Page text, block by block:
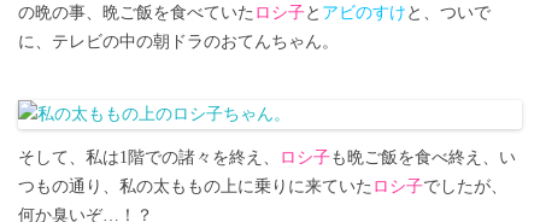
の晩の事、晩ご飯を食べていた ロシ子と アビのすけ と、ついで
に、テレビの中の朝ドラのおてんちゃん。
そして、私は1階での諸々を終え、 ロシ子も晩ご飯を食べ終え、い
つもの通り、私の太ももの上に乗りに来ていた ロシ子でしたが、
何か臭いぞ…！？